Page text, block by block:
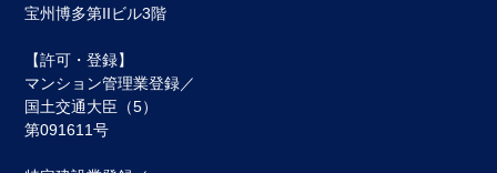
宝州博多第IIビル3階
【許可・登録】
マンション管理業登録／
国土交通大臣（5）
第091611号